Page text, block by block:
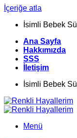
İçeriğe atla
İsimli Bebek
Ana Sayfa
Hakkımızda
SSS
İletişim
İsimli Bebek
Menü